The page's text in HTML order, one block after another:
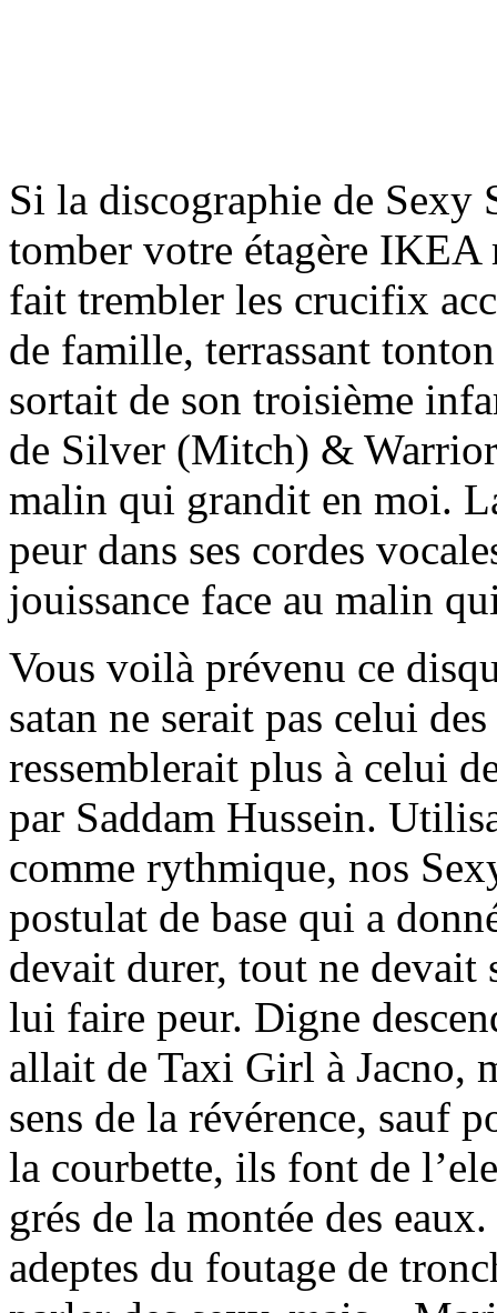
Si la discographie de Sexy
tomber votre étagère
fait trembler les crucifix
de famille, terrassant
sortait de son troisième
de Silver (Mitch) &
malin qui grandit en moi.
peur dans ses cordes
jouissance face au malin
Vous voilà prévenu ce
satan ne serait pas celui
ressemblerait plus à celui
par Saddam Hussein.
comme rythmique, nos
postulat de base qui a
devait durer, tout ne devait
lui faire peur. Digne
allait de Taxi Girl à Jacno,
sens de la révérence, sauf
la courbette, ils font de
grés de la montée des
adeptes du foutage de